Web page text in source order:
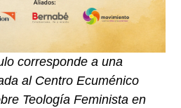
corresponde a una
al Centro Ecuménico
Teología Feminista en